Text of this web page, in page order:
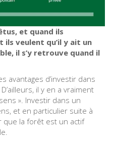
et quand ils
veulent qu’il y ait un
il s’y retrouve quand il
avantages d’investir dans
il y en a vraiment
». Investir dans un
et en particulier suite à
que la forêt est un actif